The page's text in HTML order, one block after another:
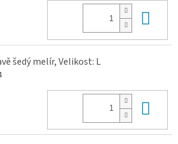
šedý melír, Velikost: L